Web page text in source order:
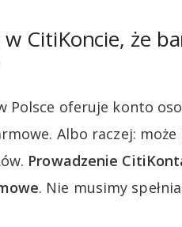
CitiKoncie, że
Polsce oferuje konto
Albo raczej:
Prowadzenie
. Nie musimy